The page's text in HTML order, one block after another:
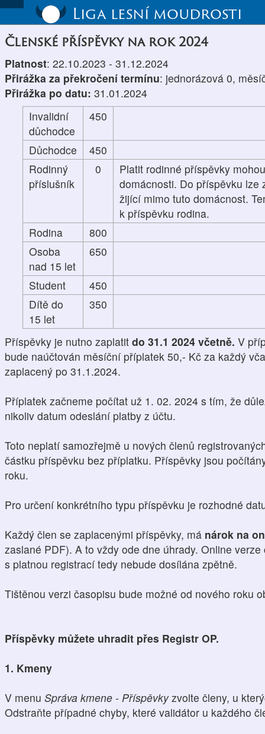
Liga lesní moudrosti
Členské příspěvky na rok 2024
Platnost: 22.10.2023 - 31.12.2024
Přirážka za překročení termínu: jednorázová 0,
Přirážka po datu: 31.01.2024
Invalidní
důchodce
450
Důchodce
450
Rodinný
příslušník
0
Platit rodinné příspěvky
domácnosti. Do příspěvku lze
žijící mimo tuto domácnost.
k příspěvku rodina.
Rodina
800
Osoba
nad 15 let
650
Student
450
Dítě do
15 let
350
Příspěvky je nutno zaplatit do 31.1 2024 včetně. V
bude naúčtován měsíční příplatek 50,- Kč za každý
zaplacený po 31.1.2024.
Příplatek začneme počítat už 1. 02. 2024 s tím, že
nikoliv datum odeslání platby z účtu.
Toto neplatí samozřejmě u nových členů
částku příspěvku bez příplatku. Příspěvky jsou
roku.
Pro určení konkrétního typu příspěvku je rozhodné
Každý člen se zaplacenými příspěvky, má nárok na
zaslané PDF). A to vždy ode dne úhrady. Online
s platnou registrací tedy nebude dosílána zpětně.
Tištěnou verzi časopisu bude možné od nového roku
Příspěvky můžete uhradit přes Registr OP.
1. Kmeny
V menu Správa kmene - Příspěvkyzvolte členy, u
Odstraňte případné chyby, které validátor u každého